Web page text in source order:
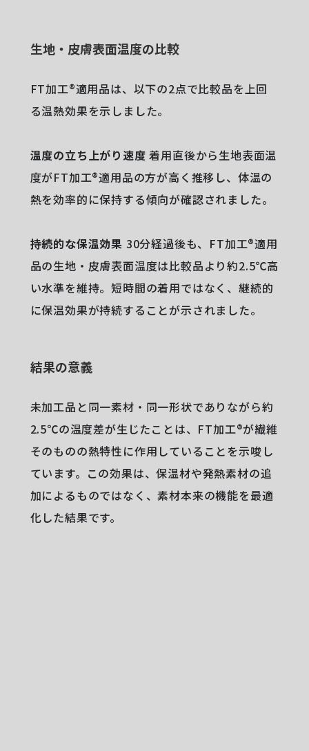
生地・皮膚表面温度の比較
FT加工®適用品は、以下の2点で比較品を上回
る温熱効果を示しました。
温度の立ち上がり速度 着用直後から生地表面温
度がFT加工®適用品の方が高く推移し、体温の
熱を効率的に保持する傾向が確認されました。
持続的な保温効果 30分経過後も、FT加工®適用
品の生地・皮膚表面温度は比較品より約2.5℃高
い水準を維持。短時間の着用ではなく、継続的
に保温効果が持続することが示されました。
結果の意義
未加工品と同一素材・同一形状でありながら約
2.5℃の温度差が生じたことは、FT加工®が繊維
そのものの熱特性に作用していることを示唆し
ています。この効果は、保温材や発熱素材の追
加によるものではなく、素材本来の機能を最適
化した結果です。